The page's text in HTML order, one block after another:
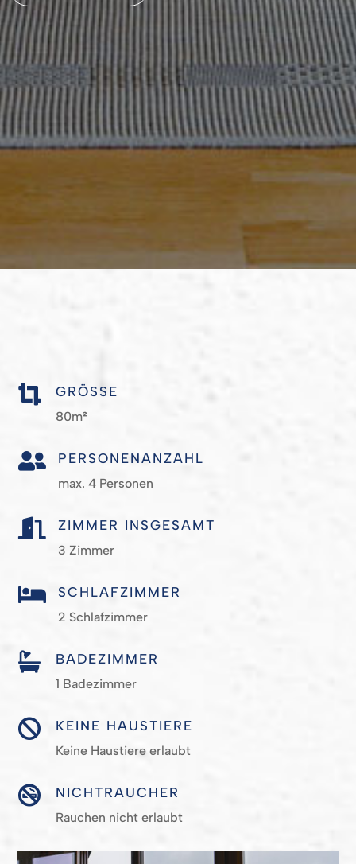
 GRÖSSE
80m²
 PERSONENANZAHL
max. 4 Personen
 ZIMMER INSGESAMT
3 Zimmer
 SCHLAFZIMMER
2 Schlafzimmer
 BADEZIMMER
1 Badezimmer
 KEINE HAUSTIERE
Keine Haustiere erlaubt
 NICHTRAUCHER
Rauchen nicht erlaubt